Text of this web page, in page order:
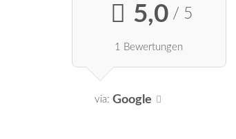
5,0 / 5
1 Bewertungen
via: Google